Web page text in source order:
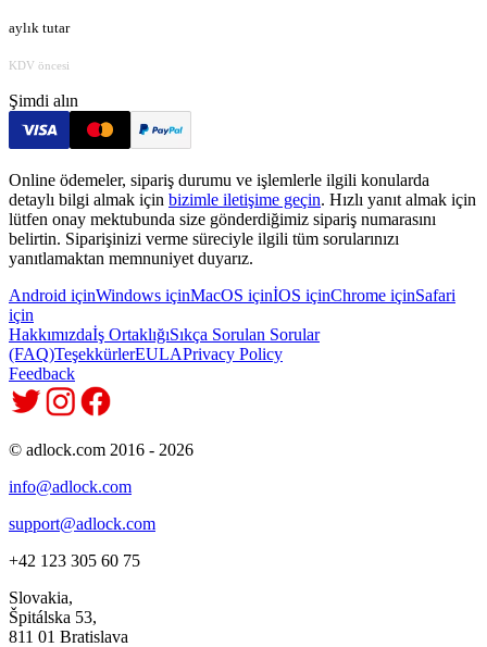
aylık tutar
KDV öncesi
Şimdi alın
Online ödemeler, sipariş durumu ve işlemlerle ilgili konularda
detaylı bilgi almak için bizimle iletişime geçin. Hızlı yanıt almak için
lütfen onay mektubunda size gönderdiğimiz sipariş numarasını
belirtin. Siparişinizi verme süreciyle ilgili tüm sorularınızı
yanıtlamaktan memnuniyet duyarız.
Android içinWindows içinMacOS içinİOS içinChrome içinSafari
için
Hakkımızdaİş OrtaklığıSıkça Sorulan Sorular
(FAQ)TeşekkürlerEULAPrivacy Policy
Feedback
© adlock.com 2016 - 2026
info@adlock.com
support@adlock.com
+42 123 305 60 75
Slovakia,
Špitálska 53,
811 01 Bratislava